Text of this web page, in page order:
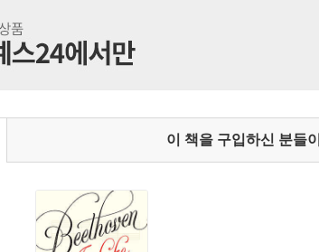
이 책을 구입하신 분들이